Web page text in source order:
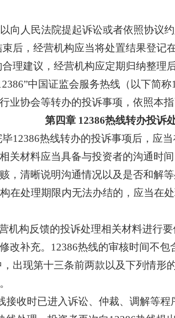
向人民法院提起诉讼或者依照协议
后，经营机构应当将处置结果登记
合理建议 ， 经营机构应定期归纳整理
中国证监会服务热线 （以下简称
业协会等转办的投诉事项，依照本指
第四章 12386热线转办投诉
毕12386热线转办的投诉事项后，应
关材料应当具备与投资者的沟通时
，清晰说明沟通情况以及是否和解等
在处理期限内无法办结的，应当在
机构反馈的投诉处理相关材料进行
改补充。 12386热线的审核时间不包
出现第十三条前两款以及下列情形
接收时已进入诉讼、仲裁、调解等程